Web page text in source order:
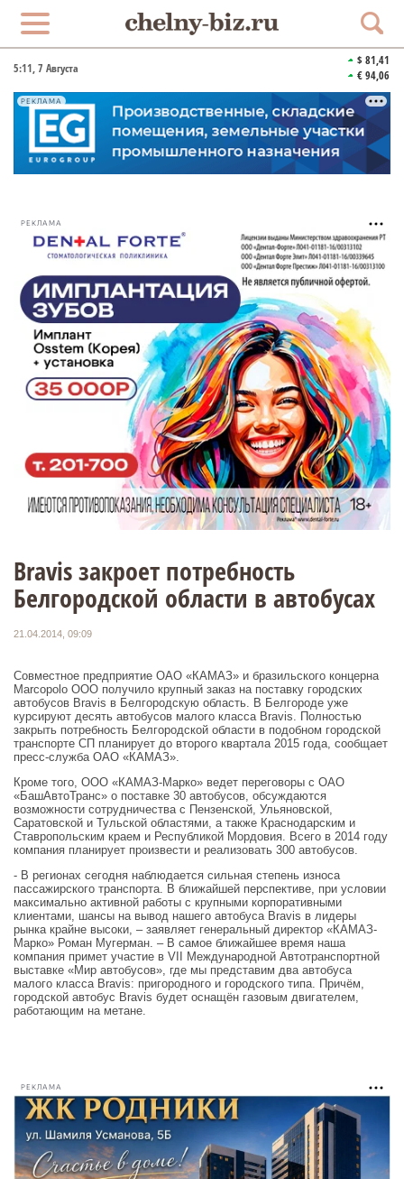
5:11, 7 Августа
$ 81,41
€ 94,06
РЕКЛАМА
РЕКЛАМА
Bravis закроет потребность
Белгородской области в автобусах
21.04.2014, 09:09
Совместное предприятие ОАО «КАМАЗ» и бразильского концерна
Marcopolo ООО получило крупный заказ на поставку городских
автобусов Bravis в Белгородскую область. В Белгороде уже
курсируют десять автобусов малого класса Bravis. Полностью
закрыть потребность Белгородской области в подобном городской
транспорте СП планирует до второго квартала 2015 года, сообщает
пресс-служба ОАО «КАМАЗ».
Кроме того, ООО «КАМАЗ-Марко» ведет переговоры с ОАО
«БашАвтоТранс» о поставке 30 автобусов, обсуждаются
возможности сотрудничества с Пензенской, Ульяновской,
Саратовской и Тульской областями, а также Краснодарским и
Ставропольским краем и Республикой Мордовия. Всего в 2014 году
компания планирует произвести и реализовать 300 автобусов.
- В регионах сегодня наблюдается сильная степень износа
пассажирского транспорта. В ближайшей перспективе, при условии
максимально активной работы с крупными корпоративными
клиентами, шансы на вывод нашего автобуса Bravis в лидеры
рынка крайне высоки, – заявляет генеральный директор «КАМАЗ-
Марко» Роман Мугерман. – В самое ближайшее время наша
компания примет участие в VII Международной Автотранспортной
выставке «Мир автобусов», где мы представим два автобуса
малого класса Bravis: пригородного и городского типа. Причём,
городской автобус Bravis будет оснащён газовым двигателем,
работающим на метане.
РЕКЛАМА